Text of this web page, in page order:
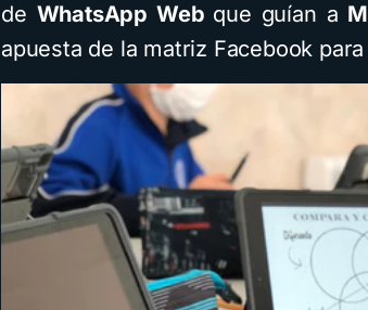
de WhatsApp Web que guían a
apuesta de la matriz Facebook